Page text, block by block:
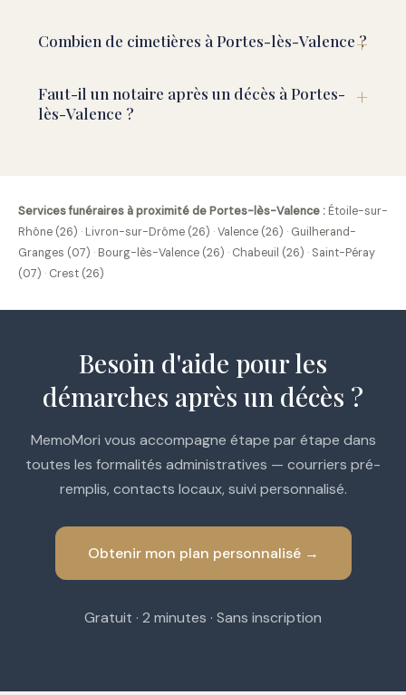
Combien de cimetières à Portes-lès-Valence ?
Faut-il un notaire après un décès à Portes-
lès-Valence ?
Services funéraires à proximité de Portes-lès-Valence : Étoile-sur-
Rhône (26) · Livron-sur-Drôme (26) ·Valence (26) · Guilherand-
Granges (07) · Bourg-lès-Valence (26) · Chabeuil (26) · Saint-Péray
(07) · Crest (26)
Besoin d'aide pour les
démarches après un décès ?
MemoMori vous accompagne étape par étape dans
toutes les formalités administratives — courriers pré-
remplis, contacts locaux, suivi personnalisé.
Obtenir mon plan personnalisé →
Gratuit · 2 minutes · Sans inscription